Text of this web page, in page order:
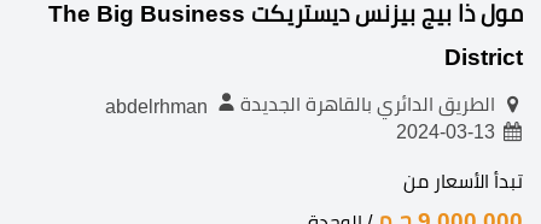
مول ذا بيج بيزنس ديستريكت The Big Business
District
الطريق الدائري بالقاهرة الجديدة
2024-03-13
تبدأ الأسعار من